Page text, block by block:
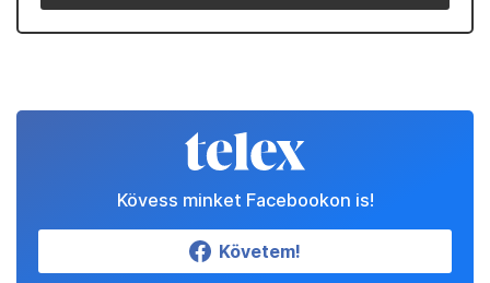
Kövess minket Facebookon is!
Követem!